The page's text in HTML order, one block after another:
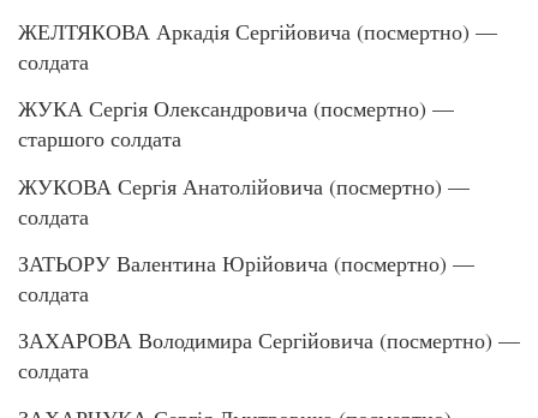
ЖЕЛТЯКОВА Аркадія Сергійовича (посмертно) —
солдата
ЖУКА Сергія Олександровича (посмертно) —
старшого солдата
ЖУКОВА Сергія Анатолійовича (посмертно) —
солдата
ЗАТЬОРУ Валентина Юрійовича (посмертно) —
солдата
ЗАХАРОВА Володимира Сергійовича (посмертно) —
солдата